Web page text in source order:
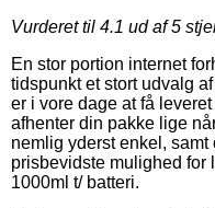
Vurderet til 4.1 ud af 5
En stor portion internet
tidspunkt et stort udvalg
er i vore dage at få
afhenter din pakke lige
nemlig yderst enkel,
prisbevidste mulighed
1000ml t/ batteri.